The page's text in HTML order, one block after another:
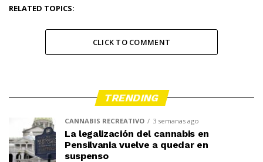
RELATED TOPICS:
CLICK TO COMMENT
TRENDING
CANNABIS RECREATIVO 3 semanas ago
La legalización del cannabis en
Pensilvania vuelve a quedar en
suspenso